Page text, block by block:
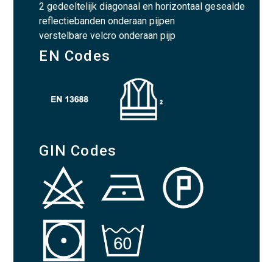
2 gedeeltelijk diagonaal en horizontaal gesealde
reflectiebanden onderaan pijpen
verstelbare velcro onderaan pijp
EN Codes
GIN Codes